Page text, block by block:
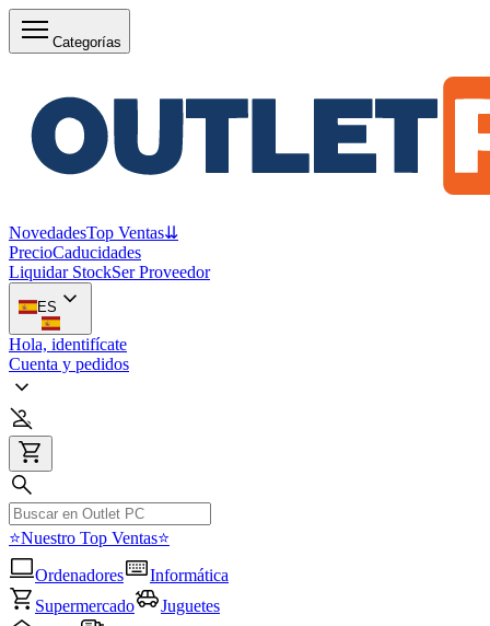
Categorías
NovedadesTop Ventas⇊
PrecioCaducidades
Liquidar StockSer Proveedor
ES
Hola, identifícate
Cuenta y pedidos
⭐Nuestro Top Ventas⭐
Ordenadores
Informática
Supermercado
Juguetes